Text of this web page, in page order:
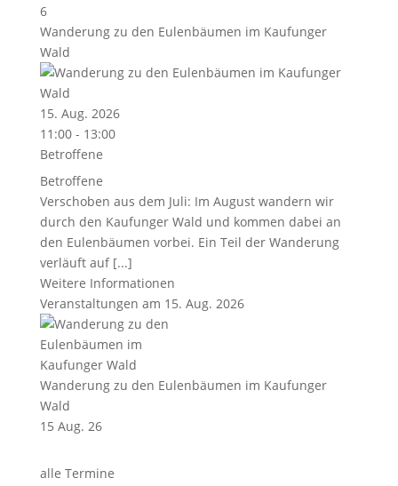
6
Wanderung zu den Eulenbäumen im Kaufunger
Wald
15. Aug. 2026
11:00 - 13:00
Betroffene
Betroffene
Verschoben aus dem Juli: Im August wandern wir
durch den Kaufunger Wald und kommen dabei an
den Eulenbäumen vorbei. Ein Teil der Wanderung
verläuft auf [...]
Weitere Informationen
Veranstaltungen am 15. Aug. 2026
Wanderung zu den Eulenbäumen im Kaufunger
Wald
15 Aug. 26
alle Termine